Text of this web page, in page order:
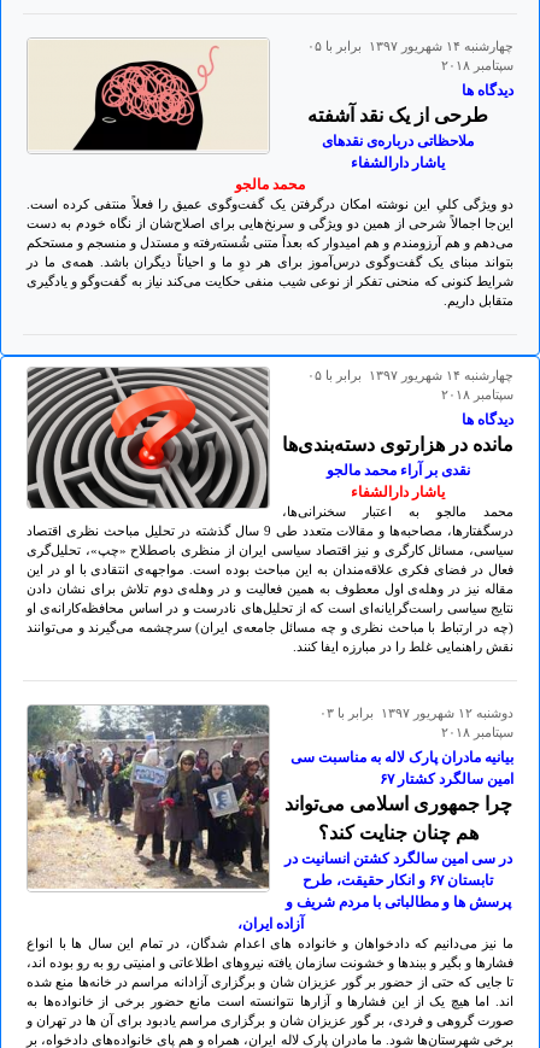
چهارشنبه ۱۴ شهريور ۱۳۹۷ برابر با ۰۵
سپتامبر ۲۰۱۸
دیدگاه ها
طرحی از یک نقد آشفته
ملاحظاتی درباره‌ی نقدهای
یاشار دارالشفاء
محمد مالجو
دو ویژگی کلیِ این نوشته امکان درگرفتن یک گفت‌وگوی عمیق را فعلاً منتفی کرده است.
این‌جا اجمالاً شرحی از همین دو ویژگی و سرنخ‌هایی برای اصلاح‌شان از نگاه خودم به دست
می‌دهم و هم آرزومندم و هم امیدوار که بعداً متنی شُسته‌رفته و مستدل و منسجم و مستحکم
بتواند مبنای یک گفت‌وگوی درس‌آموز برای هر دوِ ما و احیاناً دیگران باشد. همه‌ی ما در
شرایط کنونی که منحنی تفکر از نوعی شیب منفی حکایت می‌کند نیاز به گفت‌وگو و یادگیری
متقابل داریم.
چهارشنبه ۱۴ شهريور ۱۳۹۷ برابر با ۰۵
سپتامبر ۲۰۱۸
دیدگاه ها
مانده در هزارتوی دسته‌‌بندی‌‌ها
نقدی بر آراء محمد مالجو
یاشار دارالشفاء
محمد مالجو به اعتبار سخنرانی‌‌ها،
درسگفتارها، مصاحبه‌ها و مقالات متعدد طی 9 سال گذشته در تحلیل مباحث نظری اقتصاد
سیاسی، مسائل کارگری و نیز اقتصاد سیاسی ایران از منظری باصطلاح «چپ»، تحلیل‌گری
فعال در فضای فکری علاقه‌‌مندان به این مباحث بوده است. مواجهه‌‌ی انتقادی با او در این
مقاله نیز در وهله‌‌ی اول معطوف به همین فعالیت و در وهله‌‌ی دوم تلاش برای نشان دادن
نتایج سیاسی راست‌‌گرایانه‌‌ای است که از تحلیل‌‌های نادرست و در اساس محافظه‌‌کارانه‌‌ی او
(چه در ارتباط با مباحث نظری و چه مسائل جامعه‌‌ی ایران) سرچشمه می‌‌گیرند و می‌‌توانند
نقش راهنمایی غلط را در مبارزه ایفا کنند.
دوشنبه ۱۲ شهريور ۱۳۹۷ برابر با ۰۳
سپتامبر ۲۰۱۸
بیانیه مادران پارک لاله به مناسبت سی
امین سالگرد کشتار ۶۷
چرا جمهوری اسلامی می‌تواند
هم چنان جنایت کند؟
در سی امین سالگرد کشتن انسانیت در
تابستان ۶۷ و انکار حقیقت، طرح
پرسش ها و مطالباتی با مردم شریف و
آزاده ایران،
ما نیز می‌دانیم که دادخواهان و خانواده های اعدام شدگان، در تمام این سال ها با انواع
فشارها و بگیر و ببندها و خشونت سازمان یافته نیروهای اطلاعاتی و امنیتی رو به رو بوده اند،
تا جایی که حتی از حضور بر گور عزیزان شان و برگزاری آزادانه مراسم در خانه‌ها منع شده
اند. اما هیچ یک از این فشارها و آزارها نتوانسته است مانع حضور برخی از خانواده‌ها به
صورت گروهی و فردی، بر گور عزیزان شان و برگزاری مراسم یادبود برای آن ها در تهران و
برخی شهرستان‌ها شود. ما مادران پارک لاله ایران، همراه و هم پای خانواده‌های دادخواه، بر